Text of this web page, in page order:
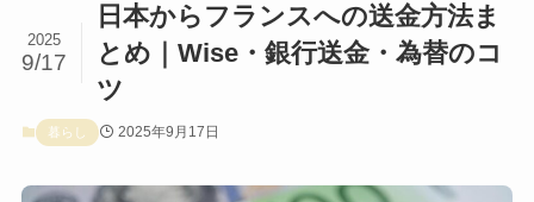
日本からフランスへの送金方法ま
とめ｜Wise・銀行送金・為替のコ
ツ
2025
9/17
暮らし 2025年9月17日